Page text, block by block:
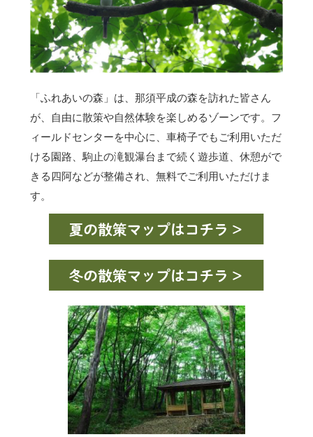
「ふれあいの森」は、那須平成の森を訪れた皆さん
が、自由に散策や自然体験を楽しめるゾーンです。フ
ィールドセンターを中心に、車椅子でもご利用いただ
ける園路、駒止の滝観瀑台まで続く遊歩道、休憩がで
きる四阿などが整備され、無料でご利用いただけま
す。